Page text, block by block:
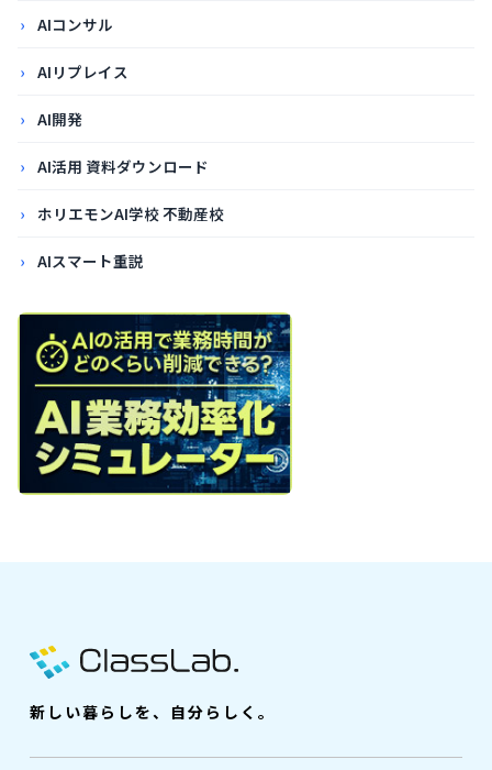
AIコンサル
AIリプレイス
AI開発
AI活用 資料ダウンロード
ホリエモンAI学校 不動産校
AIスマート重説
新しい暮らしを、自分らしく。